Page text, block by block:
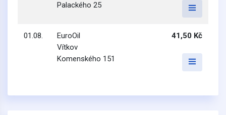
Palackého 25
01.08.
EuroOil
Vítkov
Komenského 151
41,50 Kč